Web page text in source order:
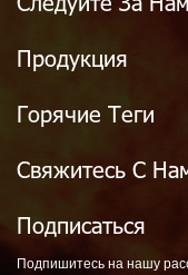
Продукция
Горячие Теги
Свяжитесь С
Подписаться
Подпишитесь на нашу